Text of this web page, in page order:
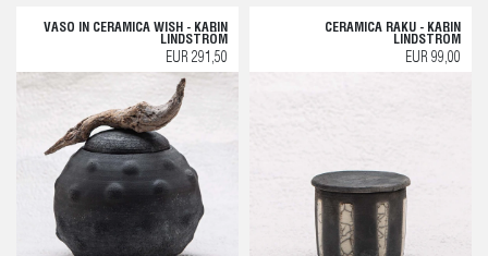
VASO IN CERAMICA WISH - KARIN
LINDSTRÖM
EUR 291,50
CERAMICA RAKU - KARIN
LINDSTRÖM
EUR 99,00